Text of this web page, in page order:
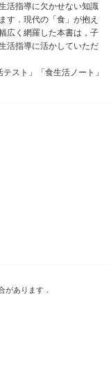
活指導に欠かせない知識
す．現代の「食」が抱え
広く網羅した本書は，子
活指導に活かしていただ
スト」「食生活ノート」
があります．